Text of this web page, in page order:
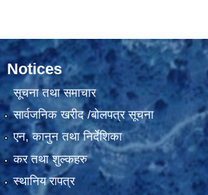
Notices
सूचना तथा समाचार
सार्वजनिक खरीद /बोलपत्र सूचना
एन, कानुन तथा निर्देशिका
कर तथा शुल्कहरु
स्थानिय रापत्र